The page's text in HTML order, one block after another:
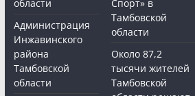
области
Администрация
Инжавинского
района
Тамбовской
области
Спорт» в
Тамбовской
области
Около 87,2
тысячи жителей
Тамбовской